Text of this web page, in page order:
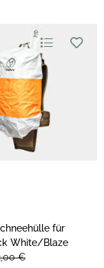
für
White/Blaze
€